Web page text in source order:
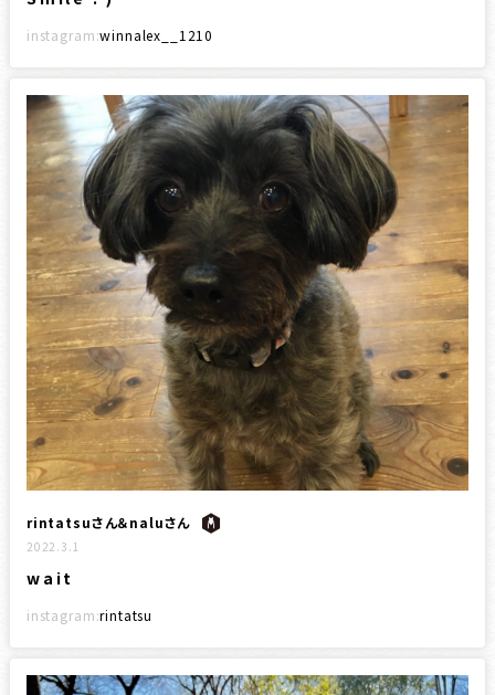
instagram:winnalex__1210
rintatsuさん＆naluさん
2022.3.1
wait
instagram:rintatsu